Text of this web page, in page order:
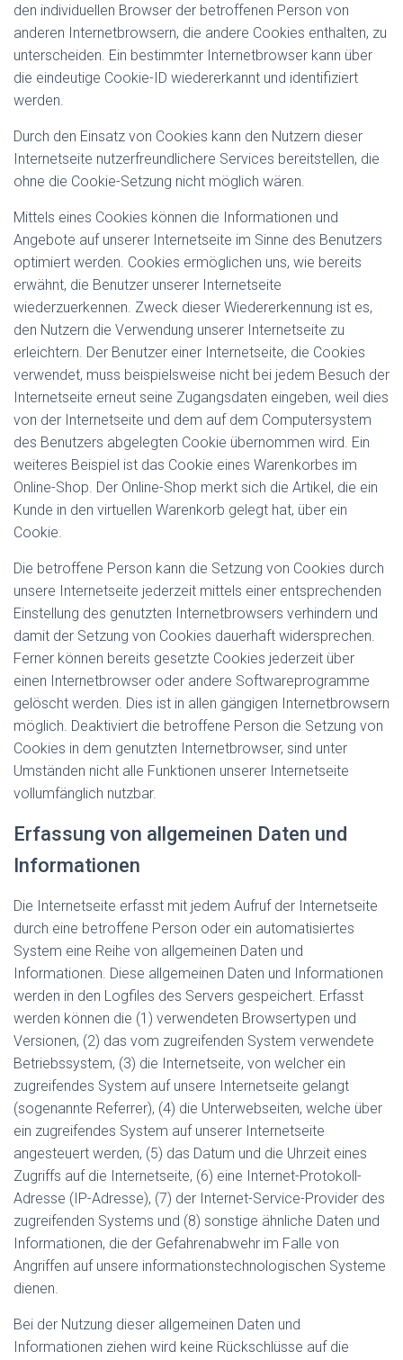
den individuellen Browser der betroffenen Person von
anderen Internetbrowsern, die andere Cookies enthalten, zu
unterscheiden. Ein bestimmter Internetbrowser kann über
die eindeutige Cookie-ID wiedererkannt und identifiziert
werden.
Durch den Einsatz von Cookies kann den Nutzern dieser
Internetseite nutzerfreundlichere Services bereitstellen, die
ohne die Cookie-Setzung nicht möglich wären.
Mittels eines Cookies können die Informationen und
Angebote auf unserer Internetseite im Sinne des Benutzers
optimiert werden. Cookies ermöglichen uns, wie bereits
erwähnt, die Benutzer unserer Internetseite
wiederzuerkennen. Zweck dieser Wiedererkennung ist es,
den Nutzern die Verwendung unserer Internetseite zu
erleichtern. Der Benutzer einer Internetseite, die Cookies
verwendet, muss beispielsweise nicht bei jedem Besuch der
Internetseite erneut seine Zugangsdaten eingeben, weil dies
von der Internetseite und dem auf dem Computersystem
des Benutzers abgelegten Cookie übernommen wird. Ein
weiteres Beispiel ist das Cookie eines Warenkorbes im
Online-Shop. Der Online-Shop merkt sich die Artikel, die ein
Kunde in den virtuellen Warenkorb gelegt hat, über ein
Cookie.
Die betroffene Person kann die Setzung von Cookies durch
unsere Internetseite jederzeit mittels einer entsprechenden
Einstellung des genutzten Internetbrowsers verhindern und
damit der Setzung von Cookies dauerhaft widersprechen.
Ferner können bereits gesetzte Cookies jederzeit über
einen Internetbrowser oder andere Softwareprogramme
gelöscht werden. Dies ist in allen gängigen Internetbrowsern
möglich. Deaktiviert die betroffene Person die Setzung von
Cookies in dem genutzten Internetbrowser, sind unter
Umständen nicht alle Funktionen unserer Internetseite
vollumfänglich nutzbar.
Erfassung von allgemeinen Daten und
Informationen
Die Internetseite erfasst mit jedem Aufruf der Internetseite
durch eine betroffene Person oder ein automatisiertes
System eine Reihe von allgemeinen Daten und
Informationen. Diese allgemeinen Daten und Informationen
werden in den Logfiles des Servers gespeichert. Erfasst
werden können die (1) verwendeten Browsertypen und
Versionen, (2) das vom zugreifenden System verwendete
Betriebssystem, (3) die Internetseite, von welcher ein
zugreifendes System auf unsere Internetseite gelangt
(sogenannte Referrer), (4) die Unterwebseiten, welche über
ein zugreifendes System auf unserer Internetseite
angesteuert werden, (5) das Datum und die Uhrzeit eines
Zugriffs auf die Internetseite, (6) eine Internet-Protokoll-
Adresse (IP-Adresse), (7) der Internet-Service-Provider des
zugreifenden Systems und (8) sonstige ähnliche Daten und
Informationen, die der Gefahrenabwehr im Falle von
Angriffen auf unsere informationstechnologischen Systeme
dienen.
Bei der Nutzung dieser allgemeinen Daten und
Informationen ziehen wird keine Rückschlüsse auf die